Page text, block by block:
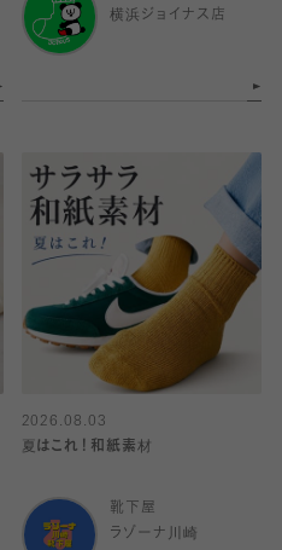
横浜ジョイナス店
2026.08.03
夏はこれ！和紙素材
靴下屋
ラゾーナ川崎